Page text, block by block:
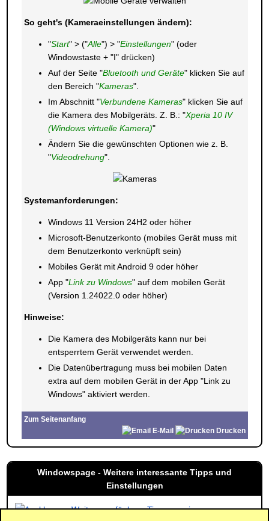
So geht's (Kameraeinstellungen ändern):
"Start" > ("Alle") > "Einstellungen" (oder
Windowstaste + "I" drücken)
Auf der Seite "Bluetooth und Geräte" klicken Sie auf
den Bereich "Kameras".
Im Abschnitt "Verbundene Kameras" klicken Sie auf
die Kamera des Mobilgeräts. Z. B.: "Xperia 10 IV
(Windows virtuelle Kamera)"
Ändern Sie die gewünschten Optionen wie z. B.
"Videodrehung".
Systemanforderungen:
Windows 11 Version 24H2 oder höher
Microsoft-Benutzerkonto (mobiles Gerät muss mit
dem Benutzerkonto verknüpft sein)
Mobiles Gerät mit Android 9 oder höher
App "Link zu Windows" auf dem mobilen Gerät
(Version 1.24022.0 oder höher)
Hinweise:
Die Kamera des Mobilgeräts kann nur bei
entsperrtem Gerät verwendet werden.
Die Datenübertragung muss bei mobilen Daten
extra auf dem mobilen Gerät in der App "Link zu
Windows" aktiviert werden.
Zum Seitenanfang
E-Mail
Drucken
Windowspage - Weitere interessante Tipps und
Einstellungen
Weitere verfügbare Tipps anzeigen